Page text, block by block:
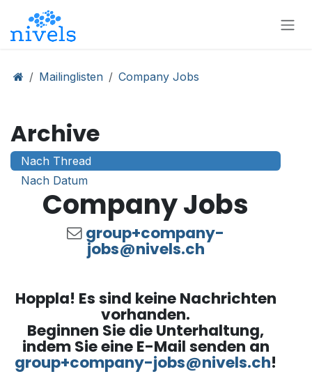
Zum Inhalt springen
Mailinglisten Company Jobs
Archive
Nach Thread
Nach Datum
Company Jobs
group+company-
jobs@nivels.ch
Hoppla! Es sind keine Nachrichten
vorhanden.
Beginnen Sie die Unterhaltung,
indem Sie eine E-Mail senden an
group+company-jobs@nivels.ch!